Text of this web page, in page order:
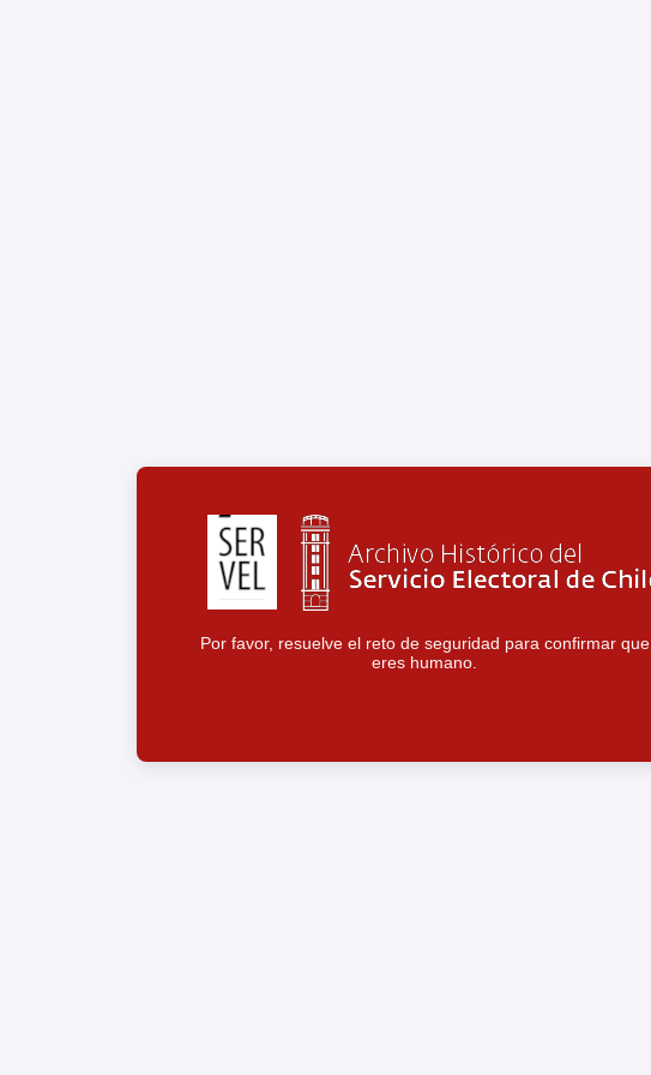
Por favor, resuelve el reto de seguridad para confirmar que
eres humano.